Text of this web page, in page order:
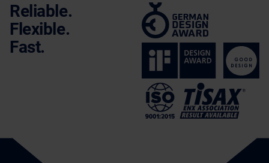
Reliable.
Flexible.
Fast.